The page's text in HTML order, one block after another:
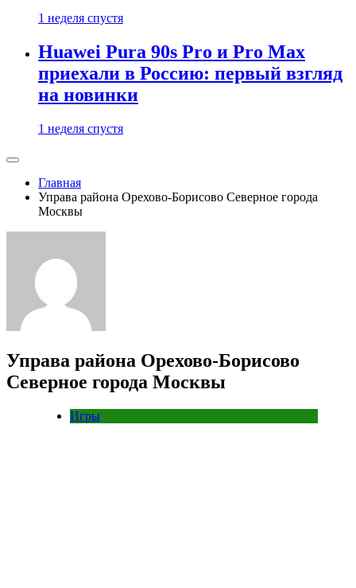
1 неделя спустя
Huawei Pura 90s Pro и Pro Max
приехали в Россию: первый взгляд
на новинки
1 неделя спустя
Главная
Управа района Орехово-Борисово Северное города
Москвы
Управа района Орехово-Борисово
Северное города Москвы
Игры